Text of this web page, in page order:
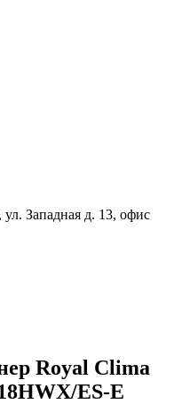
Западная д. 13, офис
Royal Clima
ES-E